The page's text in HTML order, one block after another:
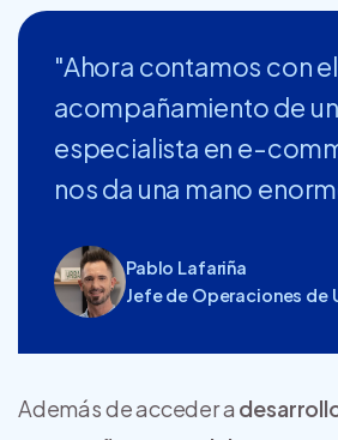
"Ahora contamos con el
acompañamiento de un
especialista en e-
nos da una mano
Pablo Lafariña
Jefe de Operaciones de
Además de acceder a